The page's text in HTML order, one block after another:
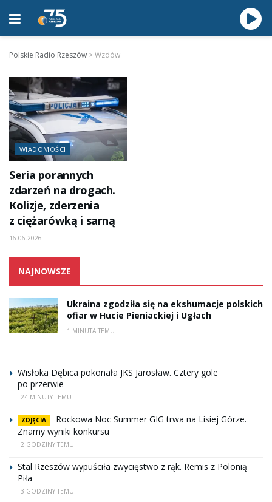
Polskie Radio Rzeszów >Wzdów
WIADOMOŚCI
Seria porannych
zdarzeń na drogach.
Kolizje, zderzenia
z ciężarówką i sarną
16.06.2026
NAJNOWSZE
Ukraina zgodziła się na ekshumacje polskich
ofiar w Hucie Pieniackiej i Ugłach
1 MINUTA TEMU
Wisłoka Dębica pokonała JKS Jarosław. Cztery gole
po przerwie
24 MINUTY TEMU
ZDJĘCIA
Rockowa Noc Summer GIG trwa na Lisiej Górze.
Znamy wyniki konkursu
2 GODZINY TEMU
Stal Rzeszów wypuściła zwycięstwo z rąk. Remis z Polonią
Piła
3 GODZINY TEMU